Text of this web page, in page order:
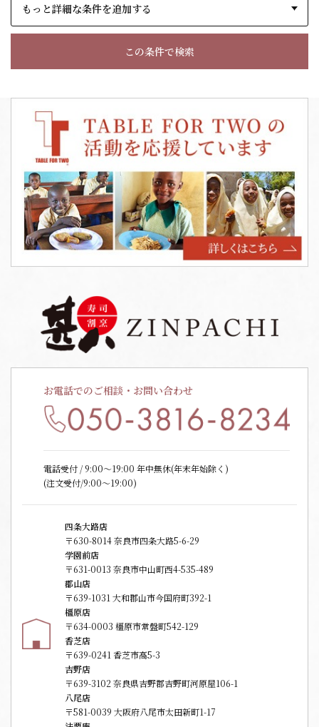
もっと詳細な条件を追加する
この条件で検索
お電話でのご相談・お問い合わせ
電話受付 / 9:00〜19:00 年中無休(年末年始除く)
(注文受付/9:00～19:00)
四条大路店
〒630-8014 奈良市四条大路5-6-29
学園前店
〒631-0013 奈良市中山町西4-535-489
郡山店
〒639-1031 大和郡山市今国府町392-1
橿原店
〒634-0003 橿原市常盤町542-129
香芝店
〒639-0241 香芝市高5-3
吉野店
〒639-3102 奈良県吉野郡吉野町河原屋106-1
八尾店
〒581-0039 大阪府八尾市太田新町1-17